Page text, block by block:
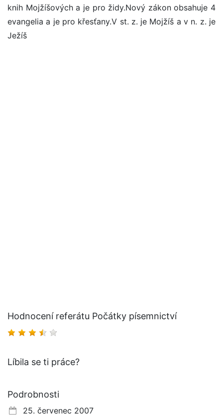
knih Mojžíšových a je pro židy.Nový zákon obsahuje 4
evangelia a je pro křesťany.V st. z. je Mojžíš a v n. z. je
Ježíš
Hodnocení referátu Počátky písemnictví
Líbila se ti práce?
Podrobnosti
25. červenec 2007